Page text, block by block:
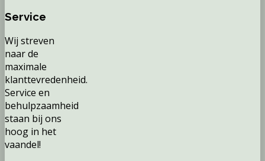
Service
Wij streven
naar de
maximale
klanttevredenheid.
Service en
behulpzaamheid
staan bij ons
hoog in het
vaandel!